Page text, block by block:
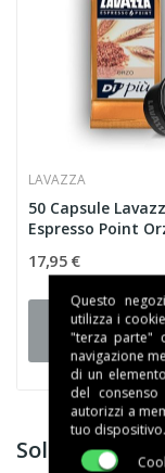
Solubili
LAVAZZA
50 Capsule
Espresso Point
17,95 €
Aggiungi al
carrello
Questo
utilizza i
"terza parte"
navigazione
di un
del
autorizzi a
tuo dispositivo.